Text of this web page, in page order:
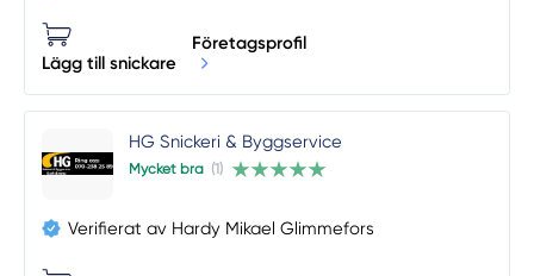
Lägg till snickare
Företagsprofil
HG Snickeri & Byggservice
Mycket bra (1)
Verifierat av Hardy Mikael Glimmefors